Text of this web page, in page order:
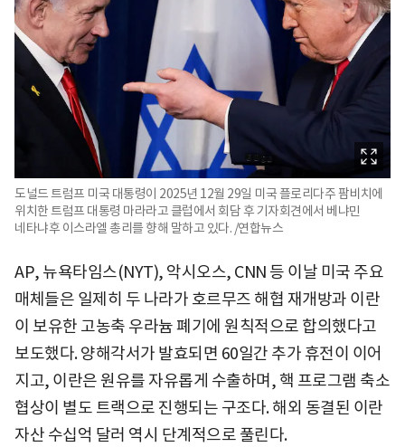
도널드 트럼프 미국 대통령이 2025년 12월 29일 미국 플로리다주 팜비치에
위치한 트럼프 대통령 마라라고 클럽에서 회담 후 기자회견에서 베냐민
네타냐후 이스라엘 총리를 향해 말하고 있다. /연합뉴스
AP, 뉴욕타임스(NYT), 악시오스, CNN 등 이날 미국 주요
매체들은 일제히 두 나라가 호르무즈 해협 재개방과 이란
이 보유한 고농축 우라늄 폐기에 원칙적으로 합의했다고
보도했다. 양해각서가 발효되면 60일간 추가 휴전이 이어
지고, 이란은 원유를 자유롭게 수출하며, 핵 프로그램 축소
협상이 별도 트랙으로 진행되는 구조다. 해외 동결된 이란
자산 수십억 달러 역시 단계적으로 풀린다.